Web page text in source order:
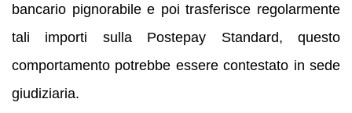
bancario pignorabile e poi trasferisce regolarmente
tali importi sulla Postepay Standard, questo
comportamento potrebbe essere contestato in sede
giudiziaria.